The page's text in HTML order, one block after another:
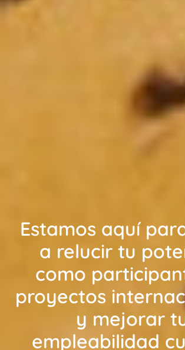
Estamos aquí
a relucir tu
como
proyectos
y mejorar
empleabilidad